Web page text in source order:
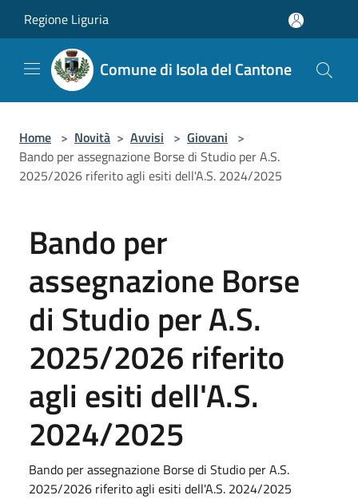
Regione Liguria
Comune di Isola del Cantone
Home > Novità > Avvisi > Giovani >
Bando per assegnazione Borse di Studio per A.S.
2025/2026 riferito agli esiti dell'A.S. 2024/2025
Bando per
assegnazione Borse
di Studio per A.S.
2025/2026 riferito
agli esiti dell'A.S.
2024/2025
Bando per assegnazione Borse di Studio per A.S.
2025/2026 riferito agli esiti dell'A.S. 2024/2025